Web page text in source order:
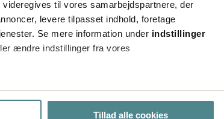
til vores samarbejdspartnere, der
levere tilpasset indhold, foretage
Se mere information under indstillinger
ændre indstillinger fra vores
Tillad alle cookies